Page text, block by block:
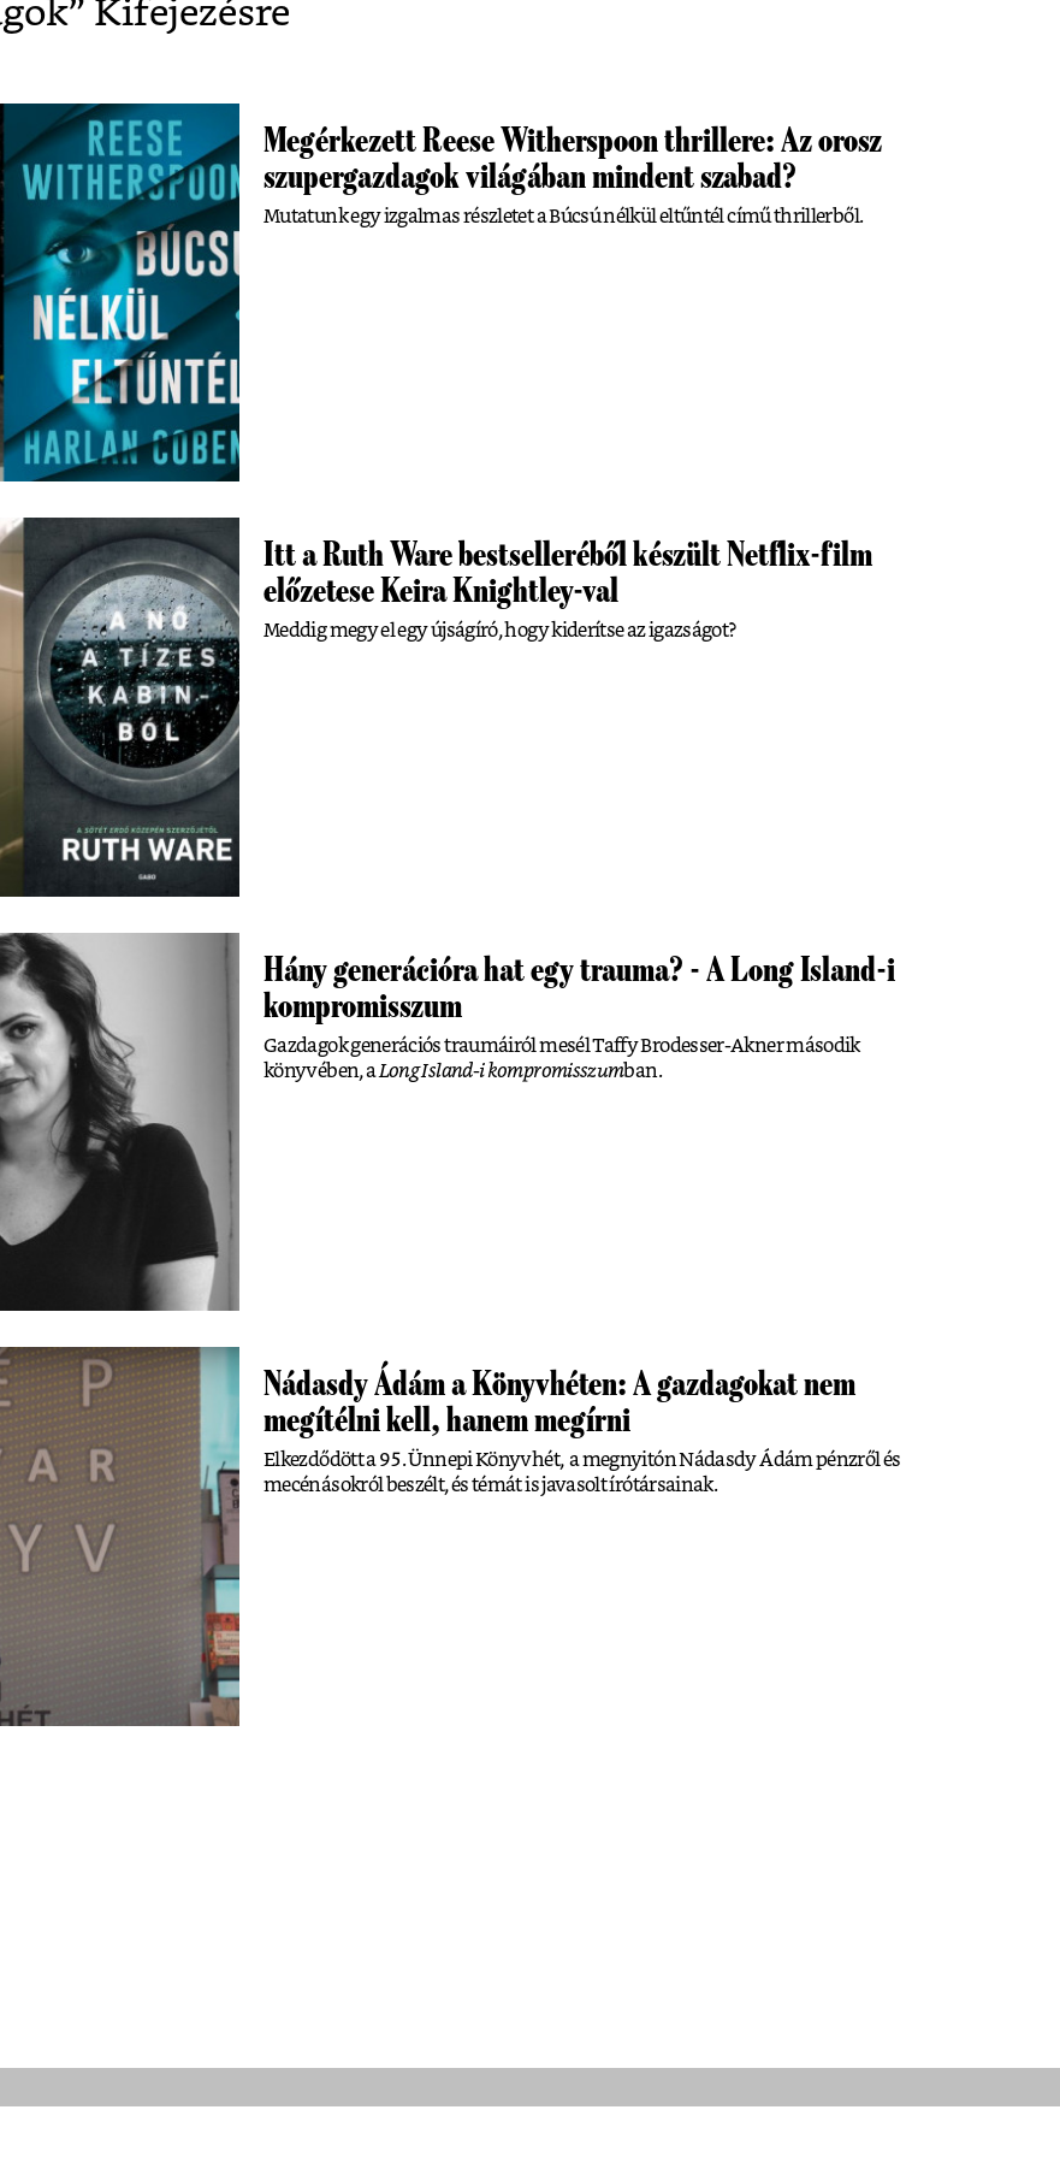
” Kifejezésre
Megérkezett Reese Witherspoon thrillere: Az orosz
szupergazdagok világában mindent szabad?
Mutatunk egy izgalmas részletet a Búcsú nélkül eltűntél című thrillerből.
Itt a Ruth Ware bestselleréből készült Netflix-film
előzetese Keira Knightley-val
Meddig megy el egy újságíró, hogy kiderítse az igazságot?
Hány generációra hat egy trauma? - A Long Island-i
kompromisszum
Gazdagok generációs traumáiról mesél Taffy Brodesser-Akner második
könyvében, aLong Island-i kompromisszumban.
Nádasdy Ádám a Könyvhéten: A gazdagokat nem
megítélni kell, hanem megírni
Elkezdődött a 95. Ünnepi Könyvhét, a megnyitón Nádasdy Ádám pénzről és
mecénásokról beszélt, és témát is javasolt írótársainak.